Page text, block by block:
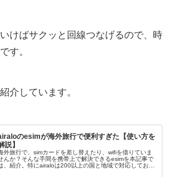
けばサクッと回線つなげるので、時
す。
介しています。
のesimが海外旅行で便利すぎた【使い方を
説】
外旅行で、simカードを差し替えたり、wifiを借りていま
んか？そんな手間を携帯上で解決できるesimを本記事で
、紹介。特にairaloは200以上の国と地域で対応してお